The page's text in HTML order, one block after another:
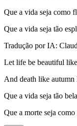
Que a vida seja como
Que a vida seja tão
Tradução por IA:
Let life be beautiful
And death like autumn
Que a vida seja tão
Que a morte seja